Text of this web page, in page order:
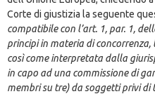
Corte di giustizia la seguente
compatibile con l’art. 1, par. 1,
principi in materia di
così come interpretata dalla
in capo ad una commissione di
membri su tre) da soggetti privi